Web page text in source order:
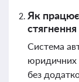
Як
Система
юридичних
без